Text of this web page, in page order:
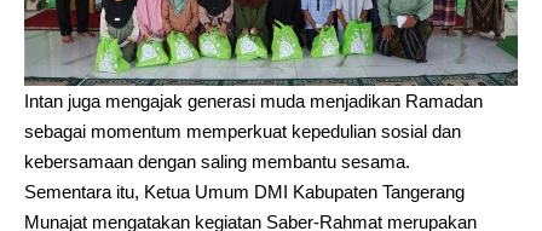
Intan juga mengajak generasi muda menjadikan Ramadan
sebagai momentum memperkuat kepedulian sosial dan
kebersamaan dengan saling membantu sesama.
Sementara itu, Ketua Umum DMI Kabupaten Tangerang
Munajat mengatakan kegiatan Saber-Rahmat merupakan